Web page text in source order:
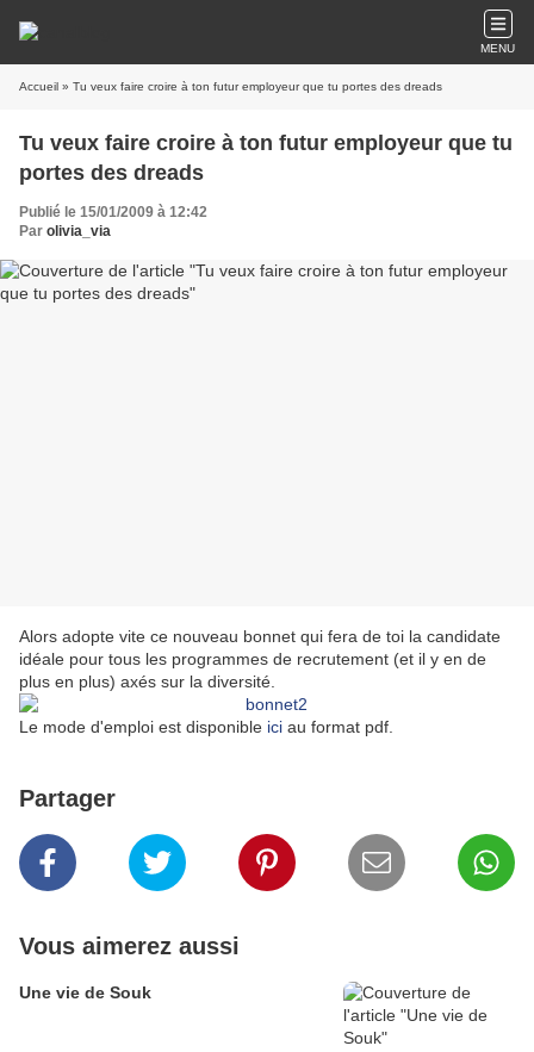
MENU
Accueil » Tu veux faire croire à ton futur employeur que tu portes des dreads
Tu veux faire croire à ton futur employeur que tu
portes des dreads
Publié le 15/01/2009 à 12:42
Par olivia_via
Alors adopte vite ce nouveau bonnet qui fera de toi la candidate
idéale pour tous les programmes de recrutement (et il y en de
plus en plus) axés sur la diversité.
Le mode d'emploi est disponible ici au format pdf.
Partager
Vous aimerez aussi
Une vie de Souk